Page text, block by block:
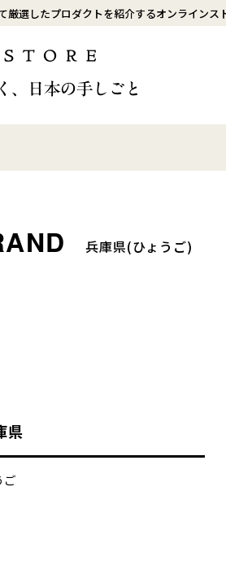
選したプロダクトを紹介するオンラインス
兵庫県(ひょうご)
県
ご